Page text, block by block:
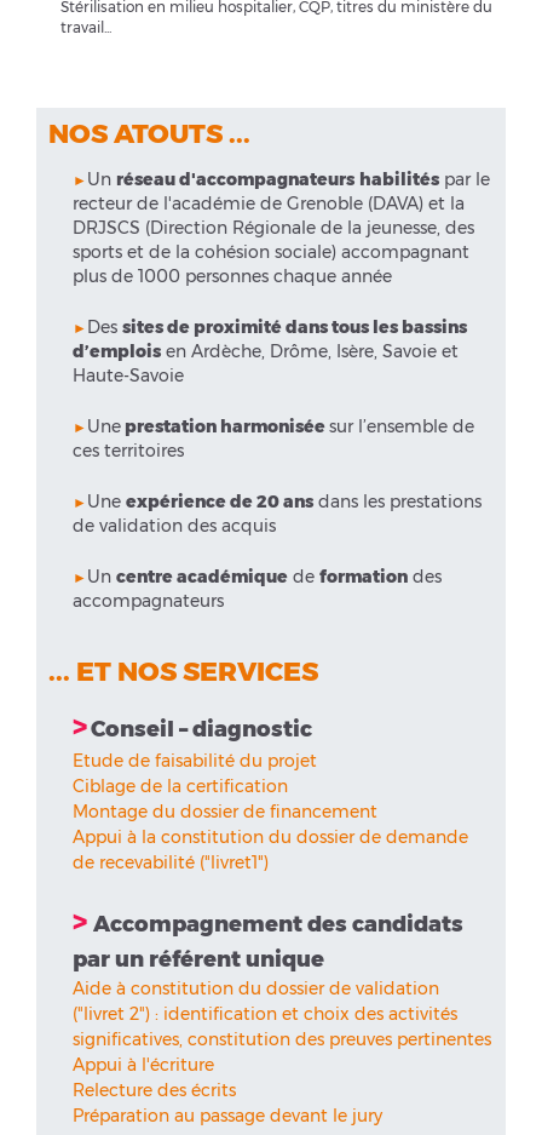
Stérilisation en milieu hospitalier, CQP, titres du ministère du
travail...
NOS ATOUTS ...
► Un réseau d'accompagnateurs habilités par le
recteur de l'académie de Grenoble (DAVA) et la
DRJSCS (Direction Régionale de la jeunesse, des
sports et de la cohésion sociale) accompagnant
plus de 1000 personnes chaque année
► Des sites de proximité dans tous les bassins
d’emplois en Ardèche, Drôme, Isère, Savoie et
Haute-Savoie
► Une prestation harmoniséesur l’ensemble de
ces territoires
► Une expérience de 20 ans dans les prestations
de validation des acquis
► Un centre académique de formation des
accompagnateurs
... ET NOS SERVICES
>Conseil – diagnostic
Etude de faisabilité du projet
Ciblage de la certification
Montage du dossier de financement
Appui à la constitution du dossier de demande
de recevabilité ("livret1")
> Accompagnement des candidats
par un référent unique
Aide à constitution du dossier de validation
("livret 2") : identification et choix des activités
significatives, constitution des preuves pertinentes
Appui à l'écriture
Relecture des écrits
Préparation au passage devant le jury